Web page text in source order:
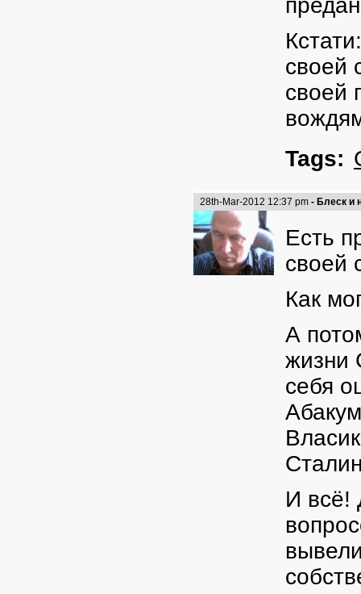
своей
своей
Tags:
28th-Mar-2012 12:37 pm - Блеск и
Есть
своей
Как
А
жизни
себя
И всё!